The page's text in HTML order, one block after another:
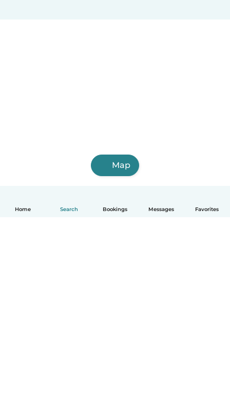
Home Search Bookings Messages Favorites
Map